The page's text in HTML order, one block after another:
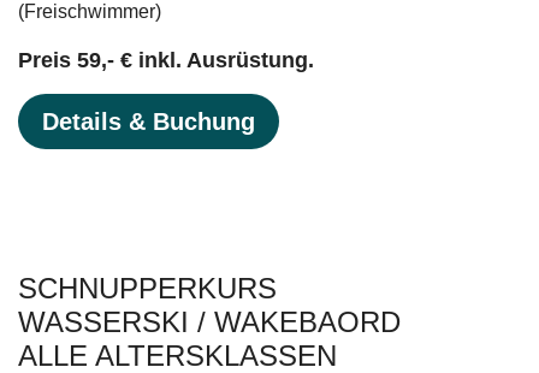
(Freischwimmer)
Preis 59,- € inkl. Ausrüstung.
Details & Buchung
SCHNUPPERKURS
WASSERSKI / WAKEBAORD
ALLE ALTERSKLASSEN